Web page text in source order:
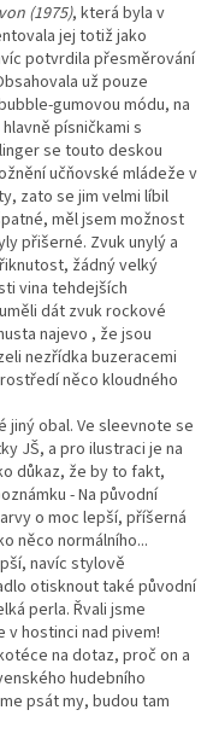
(1975), která byla v
jej totiž jako
potvrdila přesměrování
už pouze
gumovou módu, na
písničkami s
se touto deskou
učňovské mládeže v
zato se jim velmi líbil
měl jsem možnost
přišerné. Zvuk unylý a
žádný velký
vina tehdejších
dát zvuk rockové
najevo , že jsou
nezřídka buzeracemi
něco kloudného
jiný obal. Ve sleevnote se
JŠ, a pro ilustraci je na
důkaz, že by to fakt,
- Na původní
o moc lepší, příšerná
něco normálního...
navíc stylově
otisknout také původní
perla. Řvali jsme
hostinci nad pivem!
na dotaz, proč on a
hudebního
psát my, budou tam